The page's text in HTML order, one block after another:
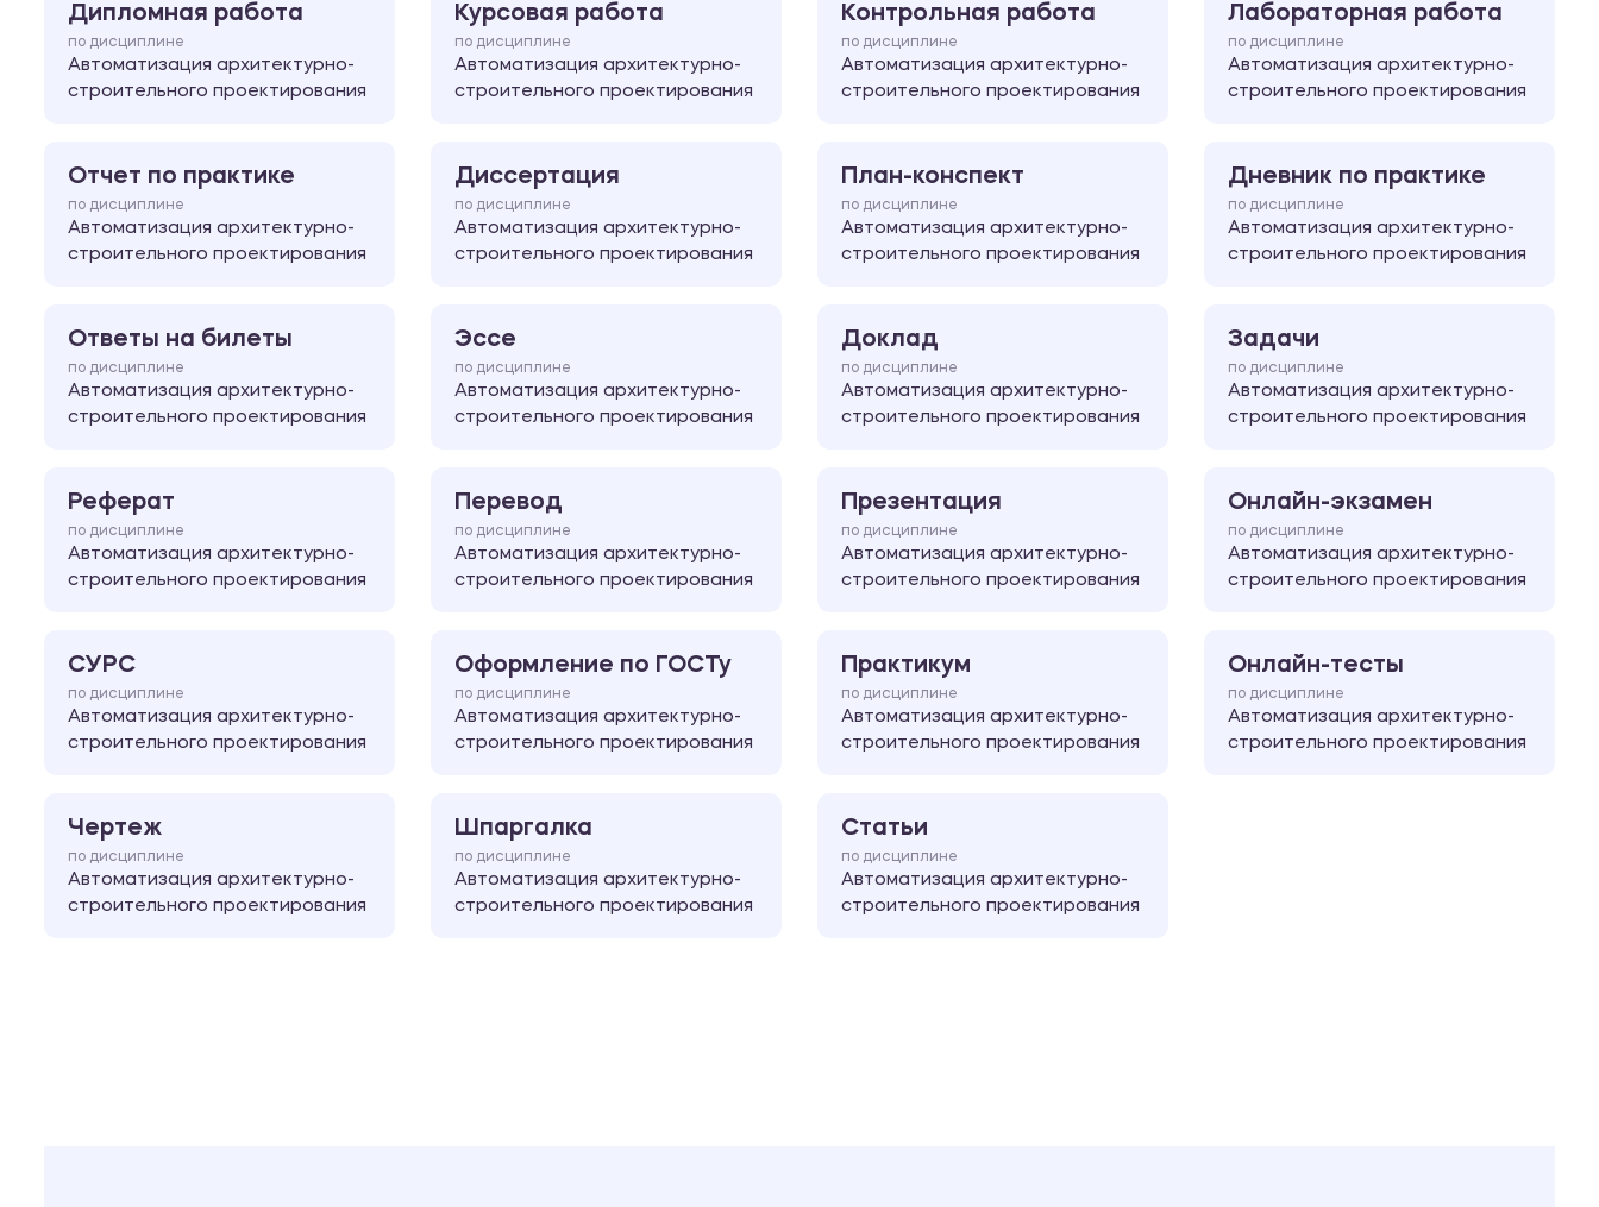
Дипломная работа
по дисциплине
Автоматизация архитектурно-
строительного проектирования
Курсовая работа
по дисциплине
Автоматизация архитектурно-
строительного проектирования
Контрольная работа
по дисциплине
Автоматизация архитектурно-
строительного проектирования
Лабораторная работа
по дисциплине
Автоматизация архитектурно-
строительного проектирования
Отчет по практике
по дисциплине
Автоматизация архитектурно-
строительного проектирования
Диссертация
по дисциплине
Автоматизация архитектурно-
строительного проектирования
План-конспект
по дисциплине
Автоматизация архитектурно-
строительного проектирования
Дневник по практике
по дисциплине
Автоматизация архитектурно-
строительного проектирования
Ответы на билеты
по дисциплине
Автоматизация архитектурно-
строительного проектирования
Эссе
по дисциплине
Автоматизация архитектурно-
строительного проектирования
Доклад
по дисциплине
Автоматизация архитектурно-
строительного проектирования
Задачи
по дисциплине
Автоматизация архитектурно-
строительного проектирования
Реферат
по дисциплине
Автоматизация архитектурно-
строительного проектирования
Перевод
по дисциплине
Автоматизация архитектурно-
строительного проектирования
Презентация
по дисциплине
Автоматизация архитектурно-
строительного проектирования
Онлайн-экзамен
по дисциплине
Автоматизация архитектурно-
строительного проектирования
СУРС
по дисциплине
Автоматизация архитектурно-
строительного проектирования
Оформление по ГОСТу
по дисциплине
Автоматизация архитектурно-
строительного проектирования
Практикум
по дисциплине
Автоматизация архитектурно-
строительного проектирования
Онлайн-тесты
по дисциплине
Автоматизация архитектурно-
строительного проектирования
Чертеж
по дисциплине
Автоматизация архитектурно-
строительного проектирования
Шпаргалка
по дисциплине
Автоматизация архитектурно-
строительного проектирования
Статьи
по дисциплине
Автоматизация архитектурно-
строительного проектирования